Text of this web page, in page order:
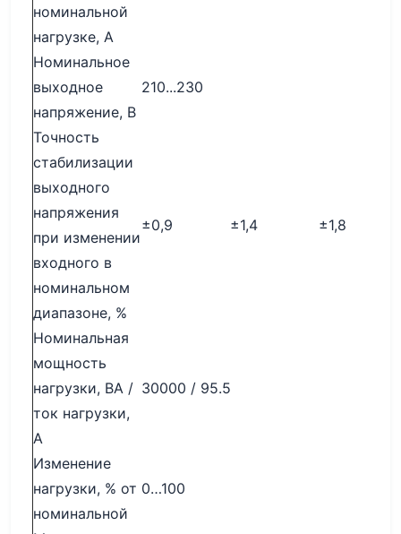
номинальной
нагрузке, А
Номинальное
выходное
напряжение, В
210...230
Точность
стабилизации
выходного
напряжения
при изменении
входного в
номинальном
диапазоне, %
±0,9 ±1,4 ±1,8
Номинальная
мощность
нагрузки, ВА /
ток нагрузки,
А
30000 / 95.5
Изменение
нагрузки, % от
номинальной
0…100